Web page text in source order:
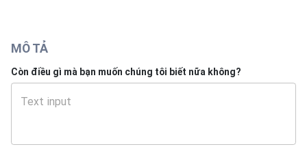
MÔ TẢ
Còn điều gì mà bạn muốn chúng tôi biết nữa không?